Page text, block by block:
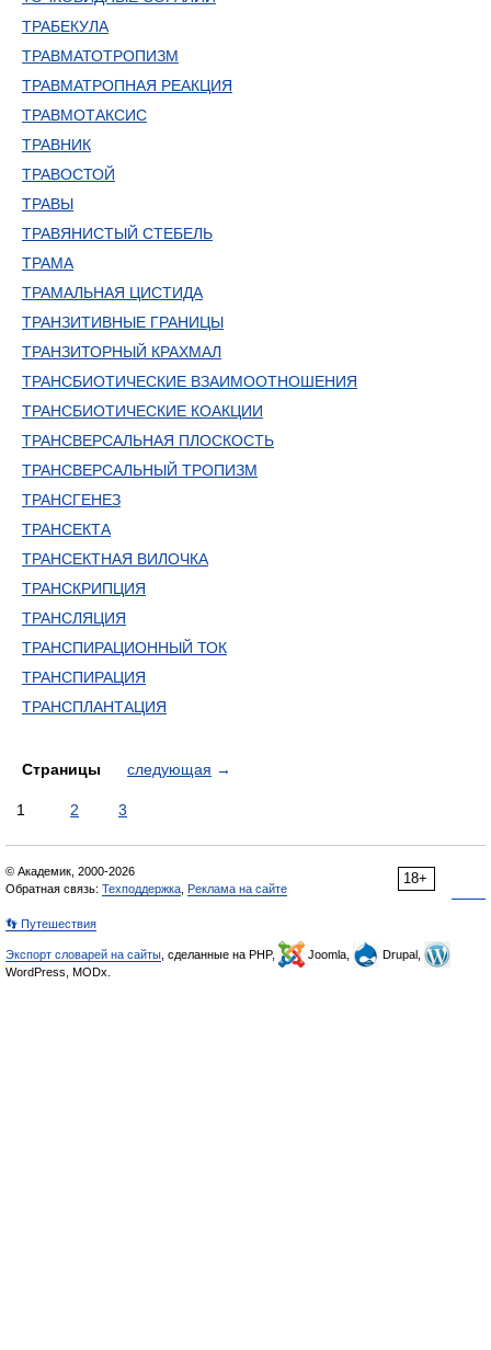
ТРАБЕКУЛА
ТРАВМАТОТРОПИЗМ
ТРАВМАТРОПНАЯ РЕАКЦИЯ
ТРАВМОТАКСИС
ТРАВНИК
ТРАВОСТОЙ
ТРАВЫ
ТРАВЯНИСТЫЙ СТЕБЕЛЬ
ТРАМА
ТРАМАЛЬНАЯ ЦИСТИДА
ТРАНЗИТИВНЫЕ ГРАНИЦЫ
ТРАНЗИТОРНЫЙ КРАХМАЛ
ТРАНСБИОТИЧЕСКИЕ ВЗАИМООТНОШЕНИЯ
ТРАНСБИОТИЧЕСКИЕ КОАКЦИИ
ТРАНСВЕРСАЛЬНАЯ ПЛОСКОСТЬ
ТРАНСВЕРСАЛЬНЫЙ ТРОПИЗМ
ТРАНСГЕНЕЗ
ТРАНСЕКТА
ТРАНСЕКТНАЯ ВИЛОЧКА
ТРАНСКРИПЦИЯ
ТРАНСЛЯЦИЯ
ТРАНСПИРАЦИОННЫЙ ТОК
ТРАНСПИРАЦИЯ
ТРАНСПЛАНТАЦИЯ
Страницы следующая →
1 2 3
18+
© Академик, 2000-2026
Обратная связь: Техподдержка Реклама на сайте
👣 Путешествия
Экспорт словарей на сайты , сделанные на PHP, Joomla,
Drupal,
WordPress, MODx.